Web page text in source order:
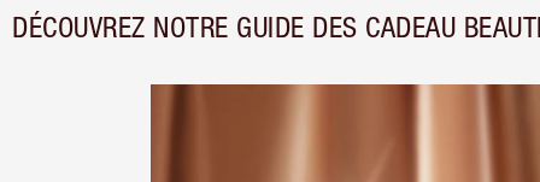
DÉCOUVREZ NOTRE GUIDE DES CADEAU